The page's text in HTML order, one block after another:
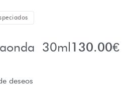
30ml130.00€
deseos